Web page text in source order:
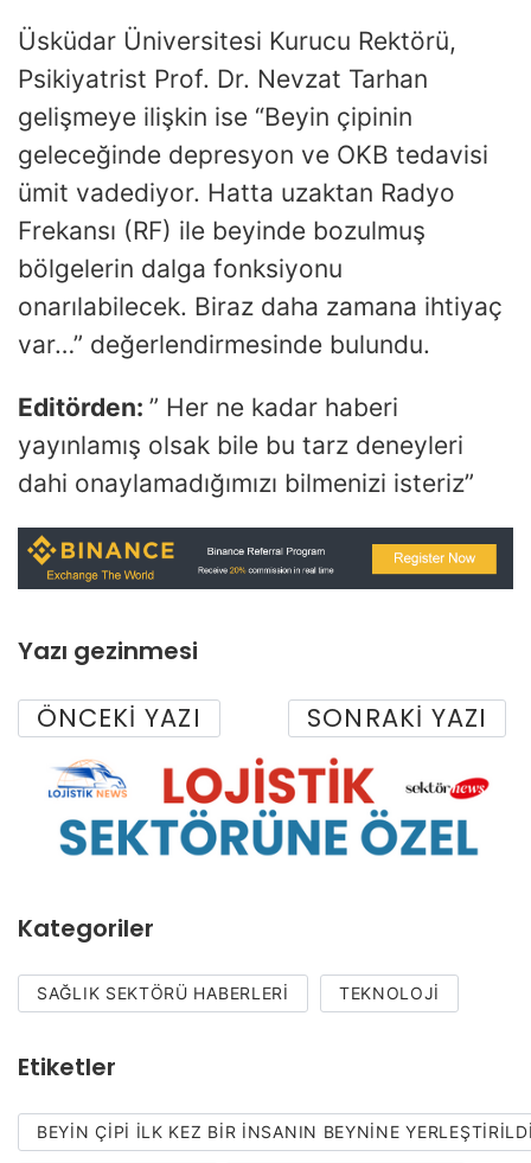
Üsküdar Üniversitesi Kurucu Rektörü,
Psikiyatrist Prof. Dr. Nevzat Tarhan
gelişmeye ilişkin ise “Beyin çipinin
geleceğinde depresyon ve OKB tedavisi
ümit vadediyor. Hatta uzaktan Radyo
Frekansı (RF) ile beyinde bozulmuş
bölgelerin dalga fonksiyonu
onarılabilecek. Biraz daha zamana ihtiyaç
var…” değerlendirmesinde bulundu.
Editörden: ” Her ne kadar haberi
yayınlamış olsak bile bu tarz deneyleri
dahi onaylamadığımızı bilmenizi isteriz”
Yazı gezinmesi
ÖNCEKI YAZI SONRAKI YAZI
Kategoriler
SAĞLIK SEKTÖRÜ HABERLERI TEKNOLOJI
Etiketler
BEYIN ÇIPI ILK KEZ BIR INSANIN BEYNINE